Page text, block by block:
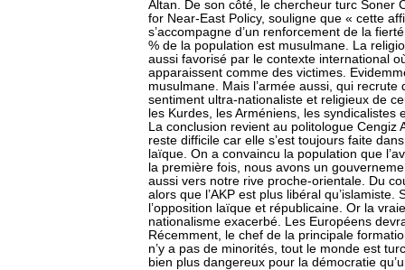
Altan. De son côté, le chercheur turc Soner
for Near-East Policy, souligne que « cette
s’accompagne d’un renforcement de la
% de la population est musulmane. La
aussi favorisé par le contexte international
apparaissent comme des victimes.
musulmane. Mais l’armée aussi, qui
sentiment ultra-nationaliste et religieux de
les Kurdes, les Arméniens, les syndicalistes
La conclusion revient au politologue
reste difficile car elle s’est toujours faite
laïque. On a convaincu la population que
la première fois, nous avons un
aussi vers notre rive proche-orientale. Du
alors que l’AKP est plus libéral
l’opposition laïque et républicaine. Or la
nationalisme exacerbé. Les Européens
Récemment, le chef de la principale
n’y a pas de minorités, tout le monde est
bien plus dangereux pour la démocratie